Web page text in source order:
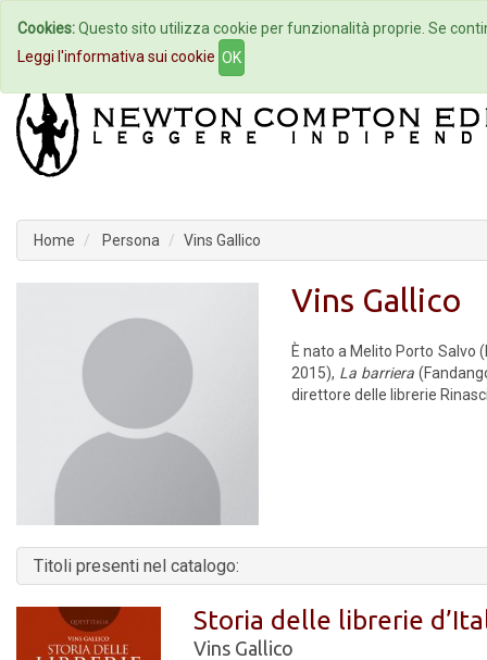
Home Autori Eventi
Home Persona Vins Gallico
Vins Gallico
È nato a Melito Porto Salvo
2015), La barriera
direttore delle librerie
Titoli presenti nel catalogo:
Storia delle librerie
Vins Gallico
Cookies:Questo sito utilizza cookie per funzionalità proprie. Se
Leggi l'informativa sui cookie OK